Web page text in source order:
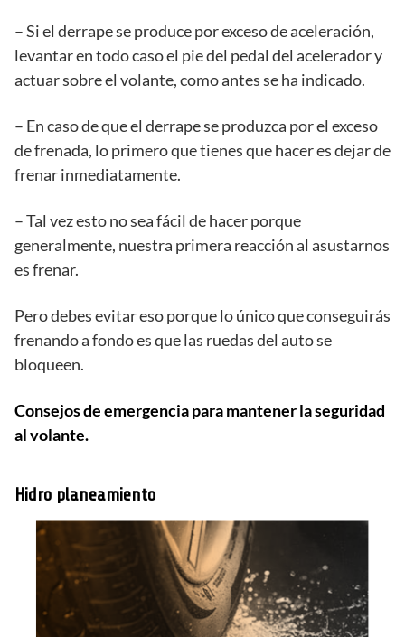
– Si el derrape se produce por exceso de aceleración,
levantar en todo caso el pie del pedal del acelerador y
actuar sobre el volante, como antes se ha indicado.
– En caso de que el derrape se produzca por el exceso
de frenada, lo primero que tienes que hacer es dejar de
frenar inmediatamente.
– Tal vez esto no sea fácil de hacer porque
generalmente, nuestra primera reacción al asustarnos
es frenar.
Pero debes evitar eso porque lo único que conseguirás
frenando a fondo es que las ruedas del auto se
bloqueen.
Consejos de emergencia para mantener la seguridad
al volante.
Hidro planeamiento